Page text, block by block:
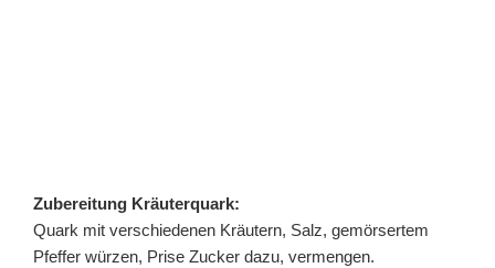
Zubereitung Kräuterquark:
Quark mit verschiedenen Kräutern, Salz, gemörsertem
Pfeffer würzen, Prise Zucker dazu, vermengen.